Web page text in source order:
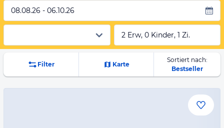
08.08.26 - 06.10.26
2 Erw, 0 Kinder, 1 Zi.
Filter Karte
Sortiert nach:
Bestseller